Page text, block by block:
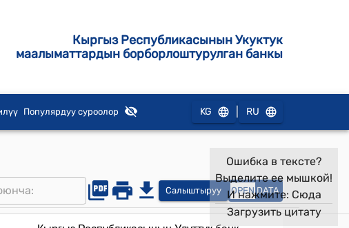
Кыргыз Республикасынын Укуктук
маалыматтардын борборлоштурулган банкы
Популярдуу суроолор KG RU
Салыштыруу OPEN DATA
Ошибка в тексте?
Выделите ее мышкой!
И нажмите: Сюда
Загрузить цитату